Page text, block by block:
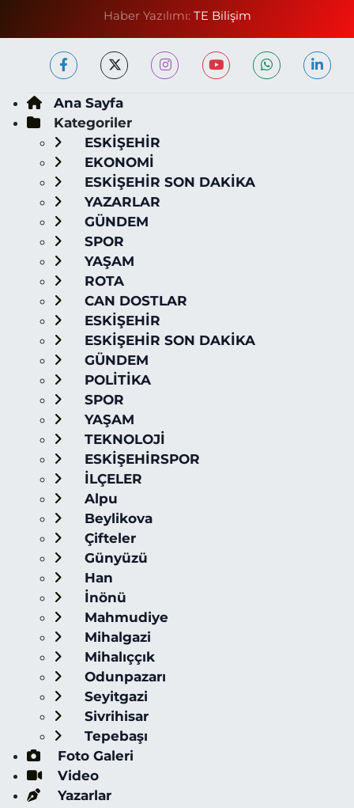
Haber Yazılımı: TE Bilişim
Ana Sayfa
Kategoriler
ESKİŞEHİR
EKONOMİ
ESKİŞEHİR SON DAKİKA
YAZARLAR
GÜNDEM
SPOR
YAŞAM
ROTA
CAN DOSTLAR
ESKİŞEHİR
ESKİŞEHİR SON DAKİKA
GÜNDEM
POLİTİKA
SPOR
YAŞAM
TEKNOLOJİ
ESKİŞEHİRSPOR
İLÇELER
Alpu
Beylikova
Çifteler
Günyüzü
Han
İnönü
Mahmudiye
Mihalgazi
Mihalıççık
Odunpazarı
Seyitgazi
Sivrihisar
Tepebaşı
Foto Galeri
Video
Yazarlar